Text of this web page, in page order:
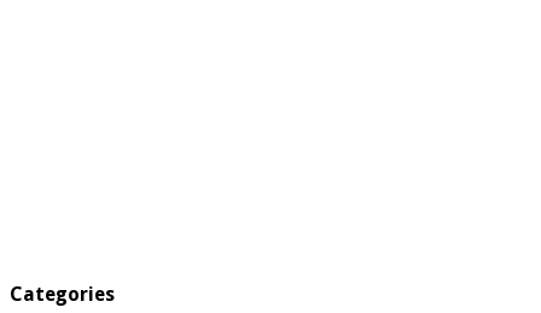
Categories